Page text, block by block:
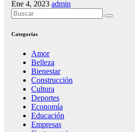
Ene 4, 2023 admin
Categorías
Amor
Belleza
Bienestar
Construcción
Cultura
Deportes
Economía
Educación
Empresas